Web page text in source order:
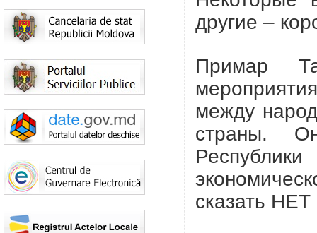
другие –
Примар
между
страны.
сказать